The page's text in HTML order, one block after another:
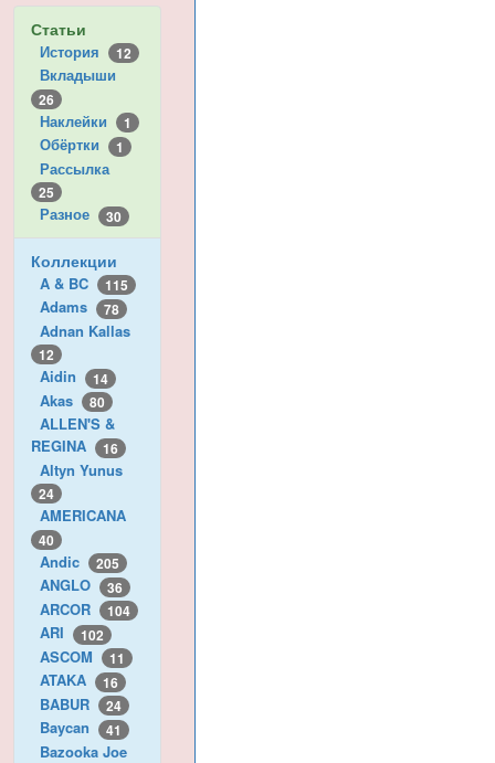
Статьи
История 12
Вкладыши
26
Наклейки 1
Обёртки 1
Рассылка
25
Разное 30
Коллекции
A & BC 115
Adams 78
Adnan Kallas
12
Aidin 14
Akas 80
ALLEN'S &
REGINA
16
Altyn Yunus
24
AMERICANA
40
Andic 205
ANGLO 36
ARCOR 104
ARI 102
ASCOM 11
ATAKA 16
BABUR 24
Baycan 41
Bazooka Joe